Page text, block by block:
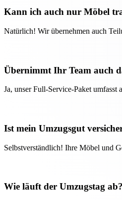
Kann ich auch nur Möbel
Natürlich! Wir übernehmen auch
Übernimmt Ihr Team auch
Ja, unser Full-Service-Paket
Ist mein Umzugsgut
Selbstverständlich! Ihre Möbel und
Wie läuft der Umzugstag ab?